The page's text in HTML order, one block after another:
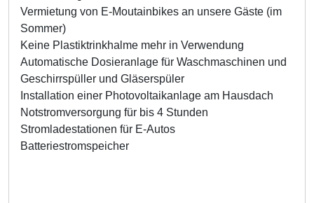
Vermietung von E-Moutainbikes an unsere Gäste (im
Sommer)
Keine Plastiktrinkhalme mehr in Verwendung
Automatische Dosieranlage für Waschmaschinen und
Geschirrspüller und Gläserspüler
Installation einer Photovoltaikanlage am Hausdach
Notstromversorgung für bis 4 Stunden
Stromladestationen für E-Autos
Batteriestromspeicher